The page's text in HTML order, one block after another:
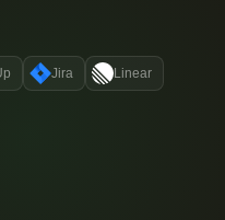
Jira Linear